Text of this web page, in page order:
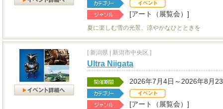
[アート（展覧会）]
夏に楽しむ雪の光景、涼やかなひとときを
[ 新潟県 新潟市中央区 ]
Ultra Niigata
2026年7月4日～2026年8月
[アート（展覧会）]